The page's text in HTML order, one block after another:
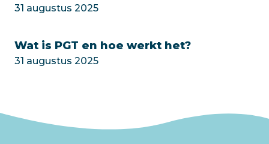
31 augustus 2025
Wat is PGT en hoe werkt het?
31 augustus 2025